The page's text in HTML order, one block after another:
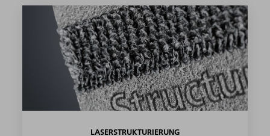
LASERSTRUKTURIERUNG